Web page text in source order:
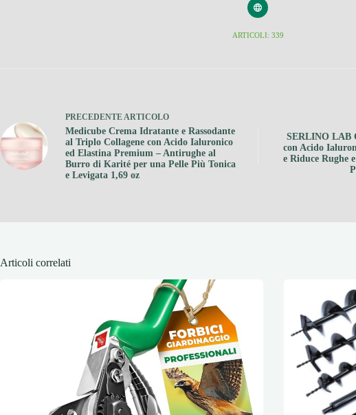
ARTICOLI: 339
PRECEDENTEARTICOLO
Medicube Crema Idratante e Rassodante
al Triplo Collagene con Acido Ialuronico
ed Elastina Premium – Antirughe al
Burro di Karité per una Pelle Più Tonica
e Levigata 1,69 oz
SERLINO LAB
con Acido
e Riduce Rughe
Articoli correlati